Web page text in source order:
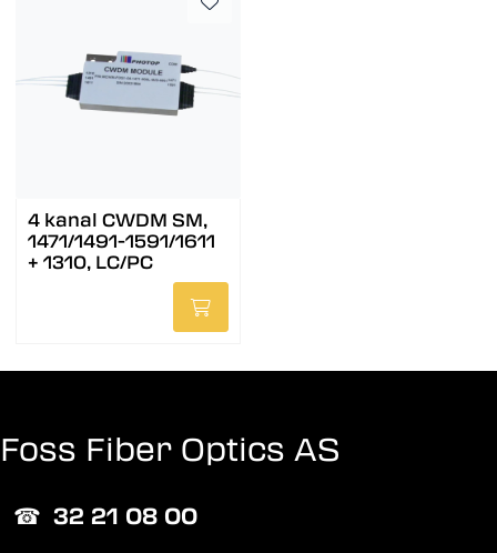
4 kanal CWDM SM,
1471/1491-1591/1611
+ 1310, LC/PC
Foss Fiber Optics AS
☎︎ 32 21 08 00